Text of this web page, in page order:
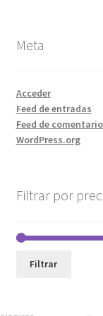
Meta
Acceder
Feed de entradas
Feed de
WordPress.org
Filtrar por
Filtrar